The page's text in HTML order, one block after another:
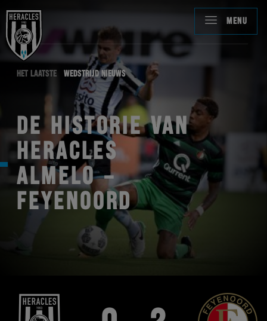
MENU
HET LAATSTE WEDSTRIJD NIEUWS
DE HISTORIE VAN
HERACLES
ALMELO –
FEYENOORD